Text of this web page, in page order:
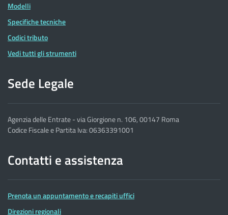
Modelli
Specifiche tecniche
Codici tributo
Vedi tutti gli strumenti
Sede Legale
Agenzia delle Entrate - via Giorgione n. 106, 00147 Roma
Codice Fiscale e Partita Iva: 06363391001
Contatti e assistenza
Prenota un appuntamento e recapiti uffici
Direzioni regionali